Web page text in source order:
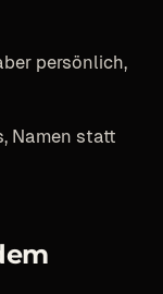
persönlich,
Namen statt